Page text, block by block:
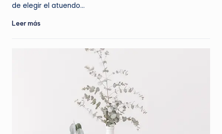
de elegir el atuendo…
Leer más